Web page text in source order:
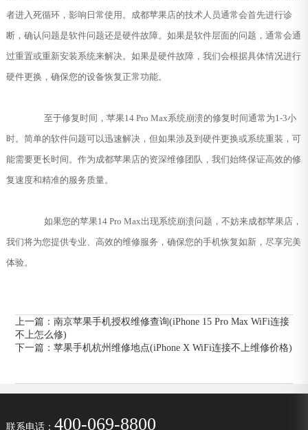
者进入死循环，影响日常使用。成都苹果店的技术人员通常会首先进行诊
断，确认问题是软件问题还是硬件故障。如果是软件层面的问题，通常会通
过重置或重新安装系统来解决。如果是硬件故障，我们会根据具体情况进行
硬件更换，确保您的设备恢复正常功能。
至于修复时间，苹果14 Pro Max系统崩溃的修复时间通常为1-3小
时。简单的软件问题可以迅速解决，但如果涉及到硬件更换或系统重装，可
能需要更长时间。作为成都苹果店的资深维修团队，我们始终保证高效的修
复速度和精准的服务质量。
如果您的苹果14 Pro Max出现系统崩溃问题，不妨来成都苹果店，
我们将为您提供专业、高效的维修服务，确保您的手机恢复如新，尽享完美
体验。
上一篇：南京苹果手机授权维修查询(iPhone 15 Pro Max WiFi连接
不上怎么修)
下一篇：苹果手机杭州维修地点(iPhone X WiFi连接不上维修价格)
联系电话： 400-069-8800